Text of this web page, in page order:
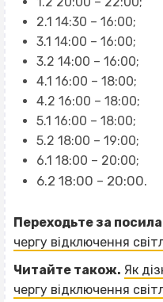
2.1 14:30 – 16:00;
3.1 14:00 – 16:00;
3.2 14:00 – 16:00;
4.1 16:00 – 18:00;
4.2 16:00 – 18:00;
5.1 16:00 – 18:00;
5.2 18:00 – 19:00;
6.1 18:00 – 20:00;
6.2 18:00 – 20:00.
Переходьте за
чергу відключення
Читайте також. Як
чергу відключення